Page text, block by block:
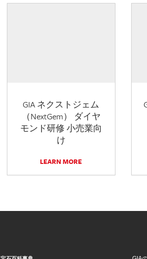
GIA ネクストジェム
（NextGem） ダイヤ
モンド研修 小売業向
け
LEARN MORE